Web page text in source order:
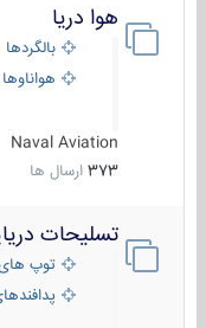
هوا دریا
بالگردها
هواناوها
Naval Aviation
373 ارسال ها
تسلیحات
توپ های
پدافندهای